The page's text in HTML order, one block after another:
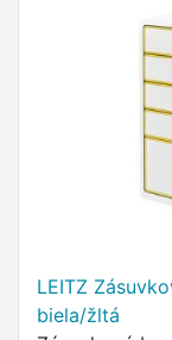
LEITZ
biela/žltá